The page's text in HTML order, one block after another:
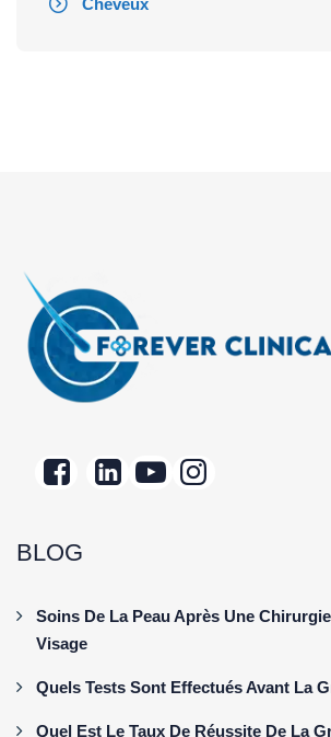
Cheveux
BLOG
Soins De La Peau Après Une
Visage
Quels Tests Sont Effectués Avant La
Quel Est Le Taux De Réussite De La